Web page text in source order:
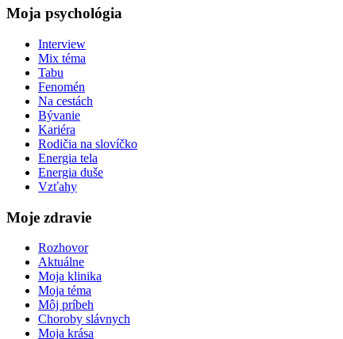
Moja psychológia
Interview
Mix téma
Tabu
Fenomén
Na cestách
Bývanie
Kariéra
Rodičia na slovíčko
Energia tela
Energia duše
Vzťahy
Moje zdravie
Rozhovor
Aktuálne
Moja klinika
Moja téma
Môj príbeh
Choroby slávnych
Moja krása